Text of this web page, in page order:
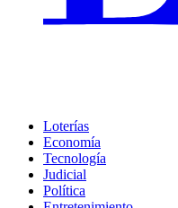
Loterías
Economía
Tecnología
Judicial
Política